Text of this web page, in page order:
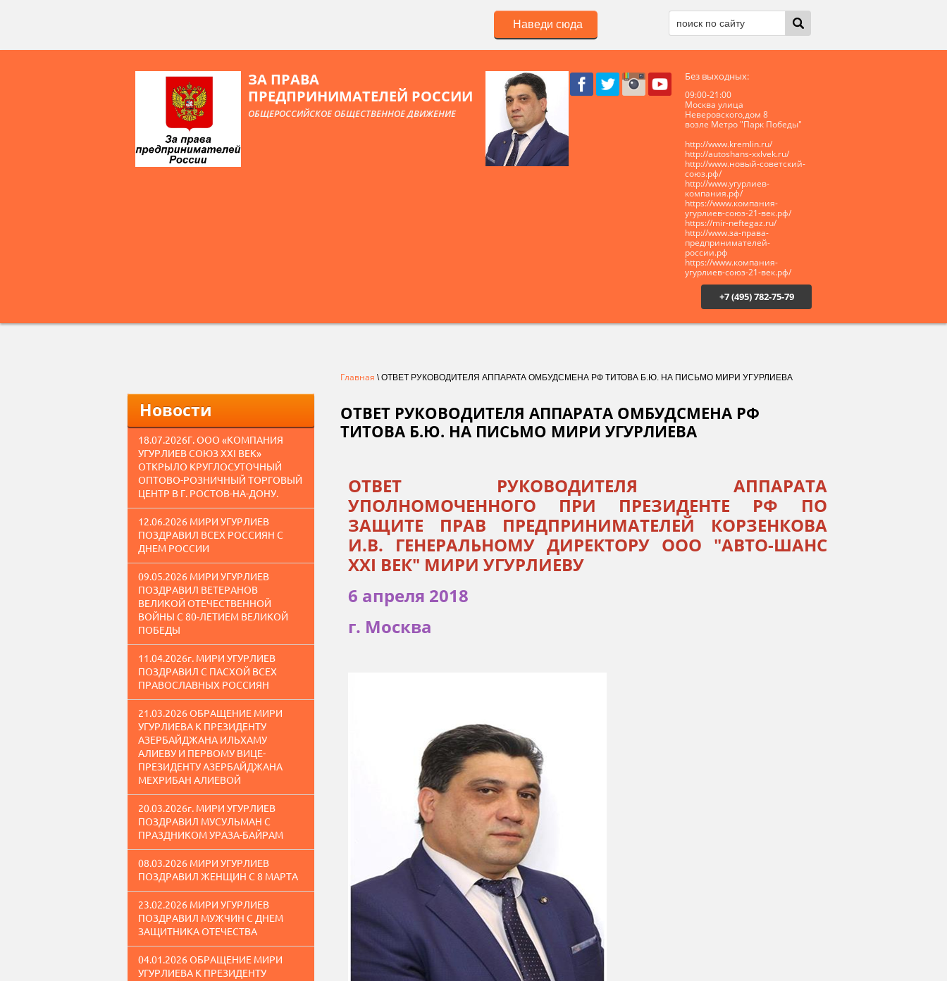
Наведи сюда
ЗА ПРАВА
ПРЕДПРИНИМАТЕЛЕЙ РОССИИ
ОБЩЕРОССИЙСКОЕ ОБЩЕСТВЕННОЕ ДВИЖЕНИЕ
Без выходных:
09:00-21:00
Москва улица
Неверовского,дом 8
возле Метро "Парк Победы"
http://www.kremlin.ru/
http://autoshans-xxlvek.ru/
​http://www.новый-советский-
союз.рф/
http://www.угурлиев-
компания.рф/
https://www.компания-
угурлиев-союз-21-век.рф/
https://mir-neftegaz.ru/
http://www.за-права-
предпринимателей-
россии.рф
https://www.компания-
угурлиев-союз-21-век.рф/
+7 (495) 782-75-79
Новости
18.07.2026Г. ООО «КОМПАНИЯ
УГУРЛИЕВ СОЮЗ XXI ВЕК»
ОТКРЫЛО КРУГЛОСУТОЧНЫЙ
ОПТОВО-РОЗНИЧНЫЙ ТОРГОВЫЙ
ЦЕНТР В Г. РОСТОВ-НА-ДОНУ.
12.06.2026 МИРИ УГУРЛИЕВ
ПОЗДРАВИЛ ВСЕХ РОССИЯН С
ДНЕМ РОССИИ
09.05.2026 МИРИ УГУРЛИЕВ
ПОЗДРАВИЛ ВЕТЕРАНОВ
ВЕЛИКОЙ ОТЕЧЕСТВЕННОЙ
ВОЙНЫ С 80-ЛЕТИЕМ ВЕЛИКОЙ
ПОБЕДЫ
11.04.2026г. МИРИ УГУРЛИЕВ
ПОЗДРАВИЛ С ПАСХОЙ ВСЕХ
ПРАВОСЛАВНЫХ РОССИЯН
21.03.2026 ОБРАЩЕНИЕ МИРИ
УГУРЛИЕВА К ПРЕЗИДЕНТУ
АЗЕРБАЙДЖАНА ИЛЬХАМУ
АЛИЕВУ И ПЕРВОМУ ВИЦЕ-
ПРЕЗИДЕНТУ АЗЕРБАЙДЖАНА
МЕХРИБАН АЛИЕВОЙ
20.03.2026г. МИРИ УГУРЛИЕВ
ПОЗДРАВИЛ МУСУЛЬМАН С
ПРАЗДНИКОМ УРАЗА-БАЙРАМ
08.03.2026 МИРИ УГУРЛИЕВ
ПОЗДРАВИЛ ЖЕНЩИН С 8 МАРТА
23.02.2026 МИРИ УГУРЛИЕВ
ПОЗДРАВИЛ МУЖЧИН С ДНЕМ
ЗАЩИТНИКА ОТЕЧЕСТВА
04.01.2026 ОБРАЩЕНИЕ МИРИ
УГУРЛИЕВА К ПРЕЗИДЕНТУ
Главная \ ОТВЕТ РУКОВОДИТЕЛЯ АППАРАТА ОМБУДСМЕНА РФ ТИТОВА Б.Ю. НА ПИСЬМО МИРИ УГУРЛИЕВА
ОТВЕТ РУКОВОДИТЕЛЯ АППАРАТА ОМБУДСМЕНА РФ
ТИТОВА Б.Ю. НА ПИСЬМО МИРИ УГУРЛИЕВА
ОТВЕТ РУКОВОДИТЕЛЯ АППАРАТА
УПОЛНОМОЧЕННОГО ПРИ ПРЕЗИДЕНТЕ РФ ПО
ЗАЩИТЕ ПРАВ ПРЕДПРИНИМАТЕЛЕЙ КОРЗЕНКОВА
И.В. ГЕНЕРАЛЬНОМУ ДИРЕКТОРУ ООО "АВТО-ШАНС
XXI ВЕК" МИРИ УГУРЛИЕВУ
6 апреля 2018
г. Москва